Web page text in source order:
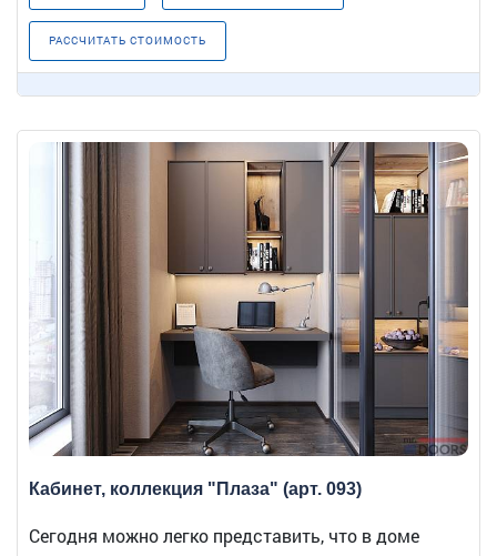
РАССЧИТАТЬ СТОИМОСТЬ
Кабинет, коллекция "Плаза" (арт. 093)
Сегодня можно легко представить, что в доме